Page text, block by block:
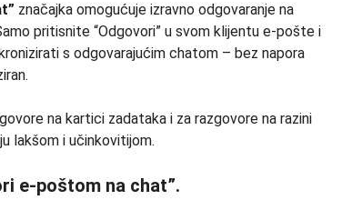
značajka omogućuje izravno odgovaranje na
pritisnite “Odgovori” u svom klijentu e-pošte i
s odgovarajućim chatom – bez napora
na kartici zadataka i za razgovore na razini
lakšom i učinkovitijom.
e-poštom na chat”.